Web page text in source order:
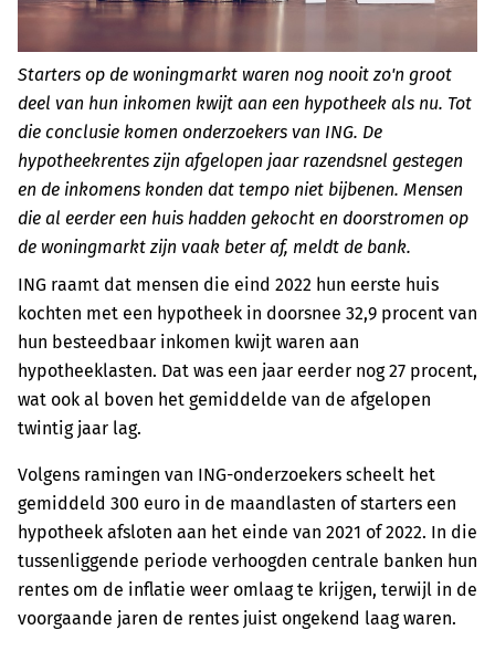
Starters op de woningmarkt waren nog nooit zo'n groot
deel van hun inkomen kwijt aan een hypotheek als nu. Tot
die conclusie komen onderzoekers van ING. De
hypotheekrentes zijn afgelopen jaar razendsnel gestegen
en de inkomens konden dat tempo niet bijbenen. Mensen
die al eerder een huis hadden gekocht en doorstromen op
de woningmarkt zijn vaak beter af, meldt de bank.
ING raamt dat mensen die eind 2022 hun eerste huis
kochten met een hypotheek in doorsnee 32,9 procent van
hun besteedbaar inkomen kwijt waren aan
hypotheeklasten. Dat was een jaar eerder nog 27 procent,
wat ook al boven het gemiddelde van de afgelopen
twintig jaar lag.
Volgens ramingen van ING-onderzoekers scheelt het
gemiddeld 300 euro in de maandlasten of starters een
hypotheek afsloten aan het einde van 2021 of 2022. In die
tussenliggende periode verhoogden centrale banken hun
rentes om de inflatie weer omlaag te krijgen, terwijl in de
voorgaande jaren de rentes juist ongekend laag waren.